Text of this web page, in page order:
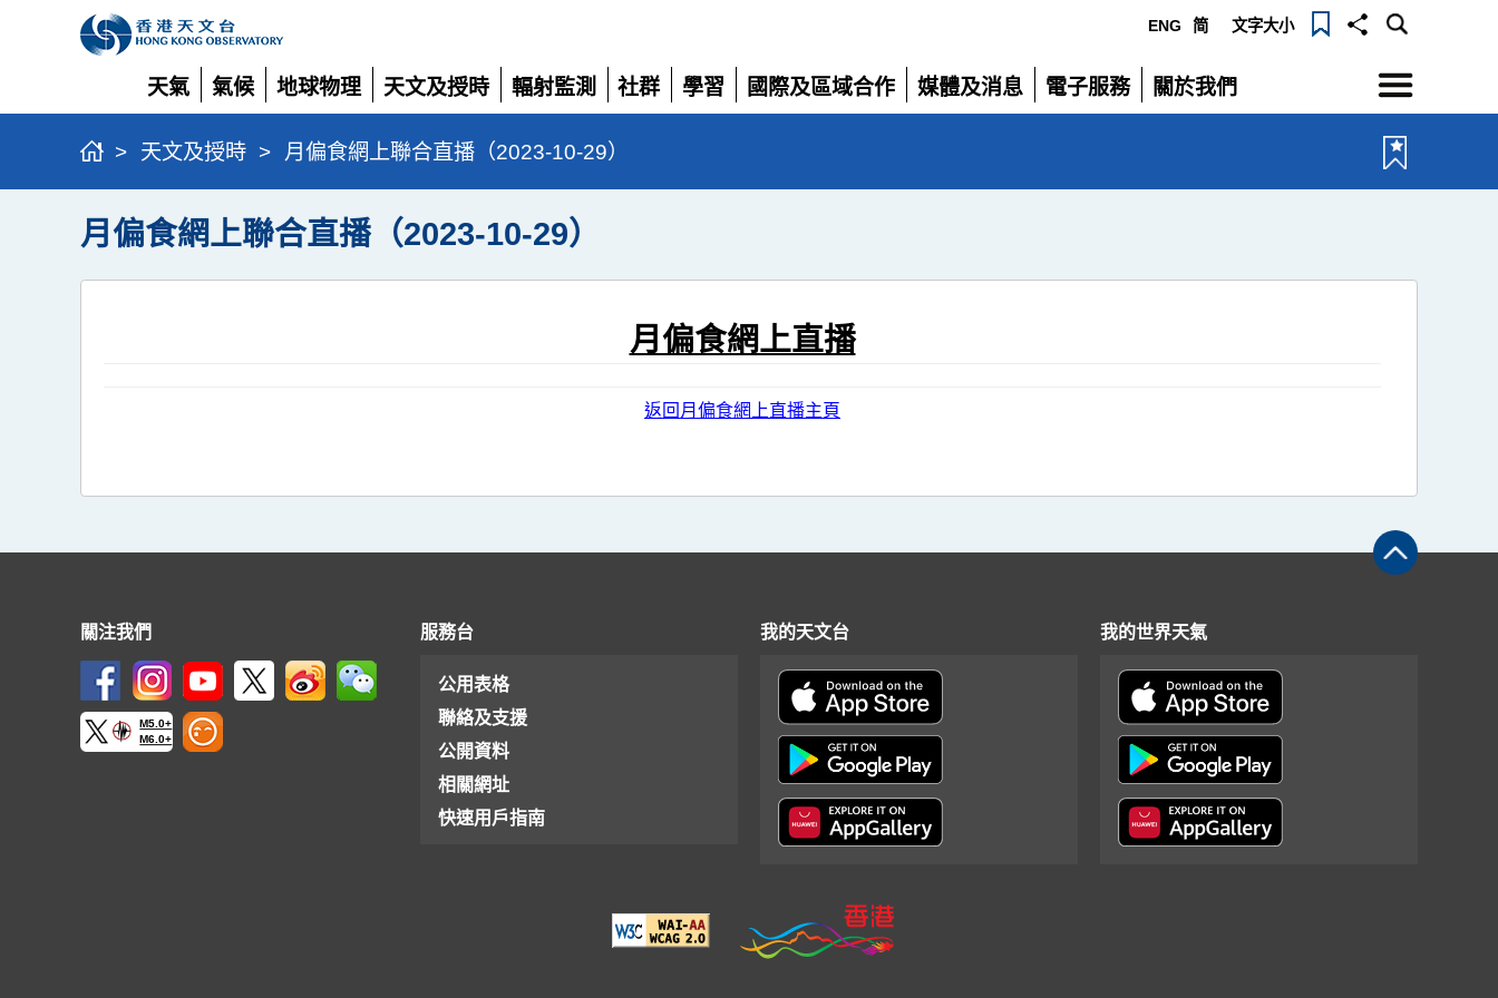
ENG 简 文字大小
天氣
展
開
氣候
展
開
地球物理
展
開
天文及授時
展
開
輻射監測
展
開
社群
展
學習
展
國際及區域合作
展
媒體及消息
展
電子服務
展
關於我們
展
選
單
> 天文及授時 > 月偏食網上聯合直播（2023-10-29）
月偏食網上聯合直播（2023-10-29）
月偏食網上直播
返回月偏食網上直播主頁
關注我們
M5.0+
M6.0+
服務台
公用表格
聯絡及支援
公開資料
相關網址
快速用戶指南
我的天文台 我的世界天氣